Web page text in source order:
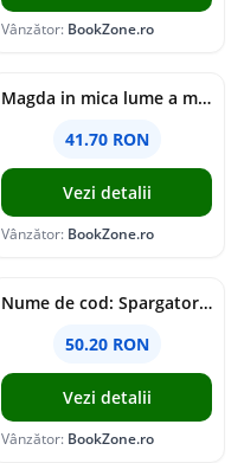
Vânzător: BookZone.ro
Magda in mica lume a mlastinii
41.70 RON
Vezi detalii
Vânzător: BookZone.ro
Nume de cod: Spargatorul de nuci
50.20 RON
Vezi detalii
Vânzător: BookZone.ro